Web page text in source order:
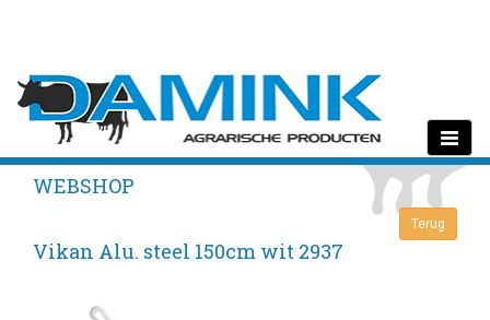
Toggle
WEBSHOP
Vikan Alu. steel 150cm wit 2937